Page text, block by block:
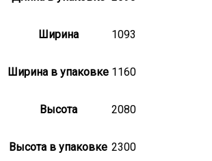
Ширина 1093
Ширина в упаковке 1160
Высота 2080
Высота в упаковке 2300